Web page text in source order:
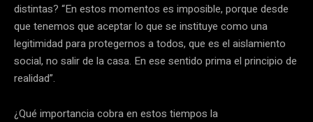
distintas? “En estos momentos es imposible, porque desde
que tenemos que aceptar lo que se instituye como una
legitimidad para protegernos a todos, que es el aislamiento
social, no salir de la casa. En ese sentido prima el principio de
realidad”.
¿Qué importancia cobra en estos tiempos la